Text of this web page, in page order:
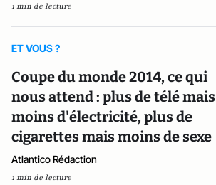
1 min de lecture
ET VOUS ?
Coupe du monde 2014, ce qui
nous attend : plus de télé mais
moins d'électricité, plus de
cigarettes mais moins de sexe
Atlantico Rédaction
1 min de lecture